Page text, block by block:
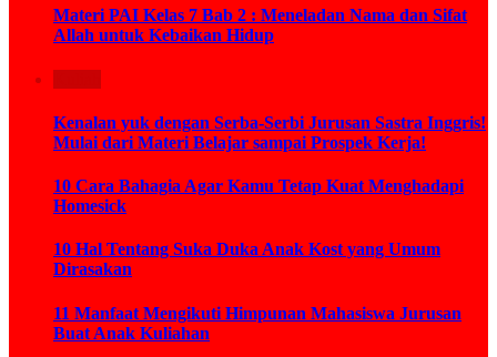
Materi PAI Kelas 7 Bab 2 : Meneladan Nama dan Sifat
Allah untuk Kebaikan Hidup
Kenalan yuk dengan Serba-Serbi Jurusan Sastra Inggris!
Mulai dari Materi Belajar sampai Prospek Kerja!
10 Cara Bahagia Agar Kamu Tetap Kuat Menghadapi
Homesick
10 Hal Tentang Suka Duka Anak Kost yang Umum
Dirasakan
11 Manfaat Mengikuti Himpunan Mahasiswa Jurusan
Buat Anak Kuliahan